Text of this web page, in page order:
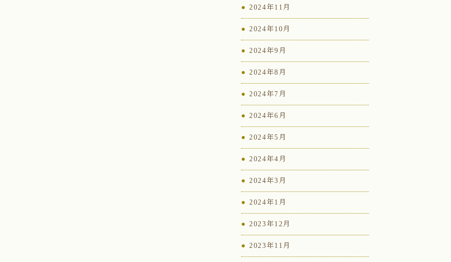
2024年11月
2024年10月
2024年9月
2024年8月
2024年7月
2024年6月
2024年5月
2024年4月
2024年3月
2024年1月
2023年12月
2023年11月